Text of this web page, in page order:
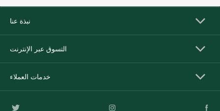
نبذة عنا
التسوق عبر الإنترنت
خدمات العملاء